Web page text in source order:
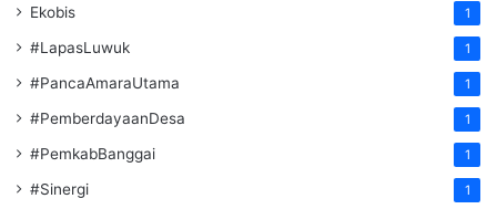
Ekobis 1
#LapasLuwuk 1
#PancaAmaraUtama 1
#PemberdayaanDesa 1
#PemkabBanggai 1
#Sinergi 1